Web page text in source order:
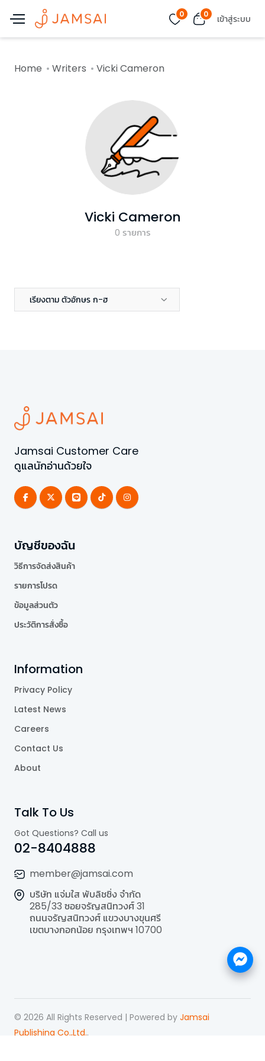
0 0 เข้าสู่ระบบ
Home Writers Vicki Cameron
Vicki Cameron
0 รายการ
เรียงตาม ตัวอักษร ก-ฮ
Jamsai Customer Care
ดูแลนักอ่านด้วยใจ
บัญชีของฉัน
วิธีการจัดส่งสินค้า
รายการโปรด
ข้อมูลส่วนตัว
ประวัติการสั่งซื้อ
Information
Privacy Policy
Latest News
Careers
Contact Us
About
Talk To Us
Got Questions? Call us
02-8404888
member@jamsai.com
บริษัท แจ่มใส พับลิชชิ่ง จำกัด
285/33 ซอยจรัญสนิทวงศ์ 31
ถนนจรัญสนิทวงศ์ แขวงบางขุนศรี
เขตบางกอกน้อย กรุงเทพฯ 10700
© 2026 All Rights Reserved | Powered by Jamsai
Publishing Co.,Ltd..